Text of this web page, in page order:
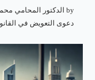
by الدكتور المحامي
دعوى التعويض في